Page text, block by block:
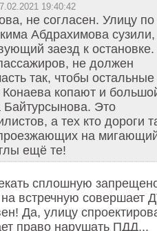
19:40:42
не согласен. Улицу по
Абдрахимова
заезд к остановке.
не должен
так, чтобы
Конаева копают и
Байтурсынова. Это
а тех кто дороги
на
ещё те!
сплошную
встречную совершает
Да, улицу
право нарушать ПДД...